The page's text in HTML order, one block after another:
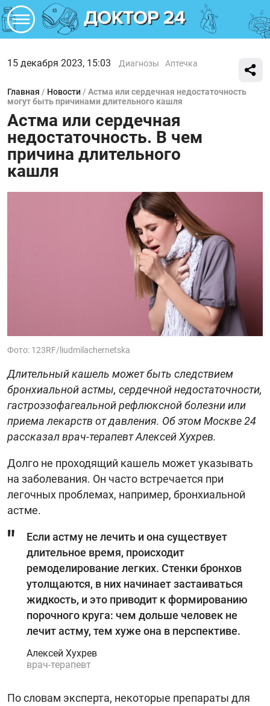
15 декабря 2023, 15:03 Диагнозы Аптечка
Главная / Новости / Астма или сердечная недостаточность
могут быть причинами длительного кашля
Астма или сердечная
недостаточность. В чем
причина длительного
кашля
Фото: 123RF/liudmilachernetska
Длительный кашель может быть следствием
бронхиальной астмы, сердечной недостаточности,
гастроэзофагеальной рефлюксной болезни или
приема лекарств от давления. Об этом Москве 24
рассказал врач-терапевт Алексей Хухрев.
Долго не проходящий кашель может указывать
на заболевания. Он часто встречается при
легочных проблемах, например, бронхиальной
астме.
Если астму не лечить и она существует
длительное время, происходит
ремоделирование легких. Стенки бронхов
утолщаются, в них начинает застаиваться
жидкость, и это приводит к формированию
порочного круга: чем дольше человек не
лечит астму, тем хуже она в перспективе.
Алексей Хухрев
врач-терапевт
По словам эксперта, некоторые препараты для